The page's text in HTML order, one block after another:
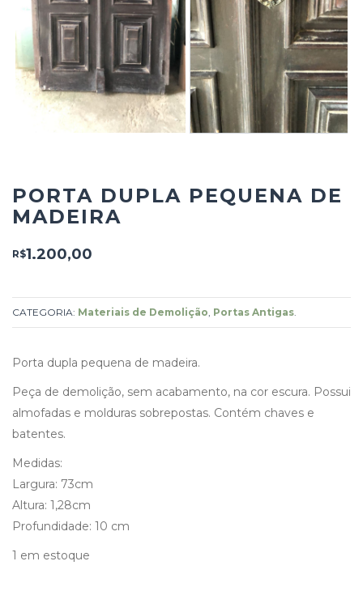
PORTA DUPLA PEQUENA DE
MADEIRA
R$1.200,00
CATEGORIA: Materiais de Demolição Portas Antigas
Porta dupla pequena de madeira.
Peça de demolição, sem acabamento, na cor escura. Possui
almofadas e molduras sobrepostas. Contém chaves e
batentes.
Medidas:
Largura: 73cm
Altura: 1,28cm
Profundidade: 10 cm
1 em estoque